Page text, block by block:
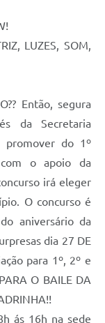
LUZES, SOM,
Então, segura
da Secretaria
promover do 1º
com o apoio da
irá eleger
O concurso é
aniversário da
dia 27 DE
para 1º, 2º e
O BAILE DA
ás 16h na sede